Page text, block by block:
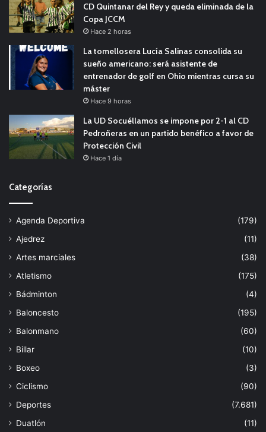
CD Quintanar del Rey y queda eliminada de la
Copa JCCM
Hace 2 horas
La tomellosera Lucía Salinas consolida su
sueño americano: será asistente de
entrenador de golf en Ohio mientras cursa su
máster
Hace 9 horas
La UD Socuéllamos se impone por 2-1 al CD
Pedroñeras en un partido benéfico a favor de
Protección Civil
Hace 1 día
Categorías
Agenda Deportiva
(179)
Ajedrez
(11)
Artes marciales
(38)
Atletismo
(175)
Bádminton
(4)
Baloncesto
(195)
Balonmano
(60)
Billar
(10)
Boxeo
(3)
Ciclismo
(90)
Deportes
(7.681)
Duatlón
(11)